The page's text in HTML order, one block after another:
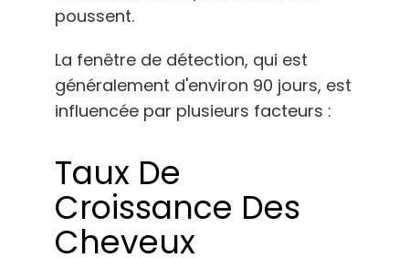
poussent.
La fenêtre de détection, qui est
généralement d'environ 90 jours, est
influencée par plusieurs facteurs :
Taux De
Croissance Des
Cheveux